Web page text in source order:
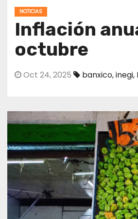
NOTICIAS
Inflación
octubre
Oct 24, 2025 banxico,inegi,